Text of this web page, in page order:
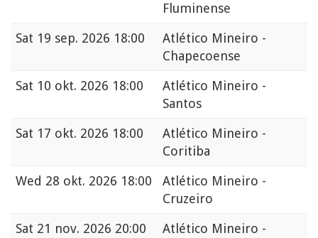
Fluminense
Sat 19 sep. 2026 18:00
Atlético Mineiro -
Chapecoense
Sat 10 okt. 2026 18:00
Atlético Mineiro -
Santos
Sat 17 okt. 2026 18:00
Atlético Mineiro -
Coritiba
Wed 28 okt. 2026 18:00
Atlético Mineiro -
Cruzeiro
Sat 21 nov. 2026 20:00
Atlético Mineiro -